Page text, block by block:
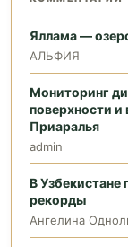
Яллама —
АЛЬФИЯ
Мониторинг
поверхности и
Приаралья
admin
В
рекорды
Ангелина